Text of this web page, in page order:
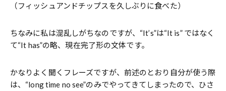
（フィッシュアンドチップスを久しぶりに食べた）
ちなみに私は混乱しがちなのですが、“It’s”は“It is” ではなく
て“It has”の略、現在完了形の文体です。
かなりよく聞くフレーズですが、前述のとおり自分が使う際
は、“long time no see”のみでやってきてしまったので、ひさ